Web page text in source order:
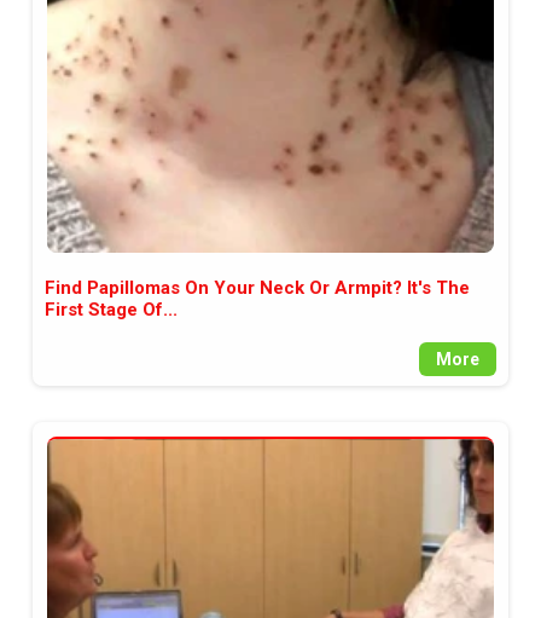
аудитория, затова държим на
прозрачност и коректност от
наша страна. Поднасяме ви
новините такива, каквито са. В
пълния си потенциал.
Find Papillomas On Your Neck Or Armpit? It's The
First Stage Of...
More